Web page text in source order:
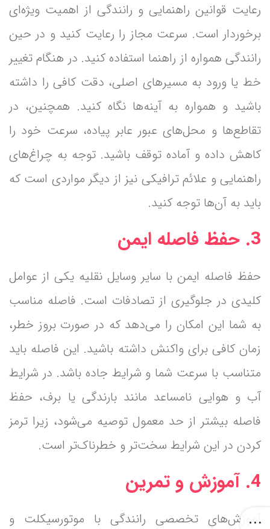
رعایت قوانین راهنمایی و رانندگی از اهمیت ویژه‌ای
برخوردار است. سرعت مجاز را رعایت کنید و در حین
رانندگی همواره از راهنما استفاده کنید. در هنگام تغییر
خط یا ورود به مسیرهای اصلی، دقت کافی را داشته
باشید و همواره به آینه‌ها نگاه کنید. همچنین، در
تقاطع‌ها و محل‌های عبور عابر پیاده، سرعت خود را
کاهش داده و آماده توقف باشید. توجه به چراغ‌های
راهنمایی و علائم ترافیکی نیز از دیگر مواردی است که
باید به آن‌ها توجه کنید.
3. حفظ فاصله ایمن
حفظ فاصله ایمن با سایر وسایل نقلیه یکی از عوامل
کلیدی در جلوگیری از تصادفات است. فاصله مناسب
به شما این امکان را می‌دهد که در صورت بروز خطر،
زمان کافی برای واکنش داشته باشید. این فاصله باید
متناسب با سرعت شما و شرایط جاده باشد. در شرایط
آب و هوایی نامساعد مانند بارندگی یا برف، حفظ
فاصله بیشتر از حد معمول توصیه می‌شود، زیرا ترمز
کردن در این شرایط سخت‌تر و خطرناک‌تر است.
4. آموزش و تمرین
آموزش‌های تخصصی رانندگی با موتورسیکلت و